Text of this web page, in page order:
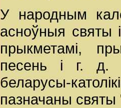
У народным
асноўныя святы
прыкметамі,
песень і г. д.
беларусы-
пазначаны святы